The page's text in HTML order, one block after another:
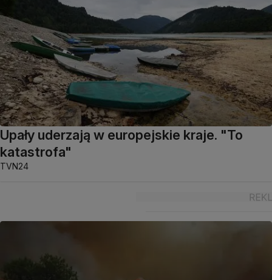
Upały uderzają w europejskie kraje. "To
katastrofa"
TVN24